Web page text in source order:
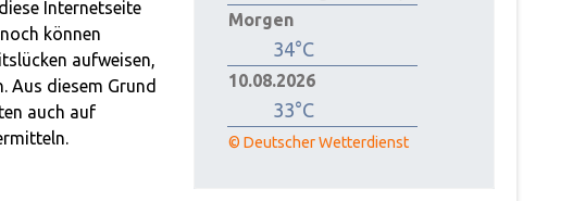
Internetseite
können
aufweisen,
Aus diesem Grund
auch auf
Morgen
34°C
10.08.2026
33°C
© Deutscher Wetterdienst